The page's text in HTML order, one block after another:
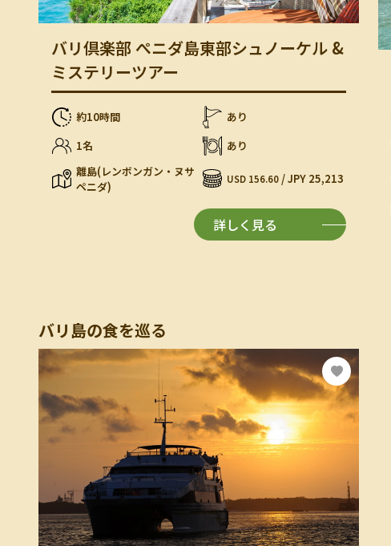
バリ倶楽部 ぺニダ島東部シュノーケル &
ミステリーツアー
約10時間
あり
1名
あり
離島(レンボンガン・ヌサ
ペニダ)
USD 156.60 / JPY 25,213
詳しく見る
バリ島の食を巡る